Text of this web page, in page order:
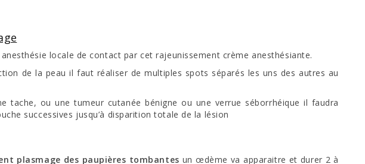
locale de contact par cet rajeunissement crème anesthésiante.
de la peau il faut réaliser de multiples spots séparés les uns des autres au
tache, ou une tumeur cutanée bénigne ou une verrue séborrhéique il faudra
successives jusqu’à disparition totale de la lésion
plasmage des paupières tombantes un œdème va apparaitre et durer 2 à